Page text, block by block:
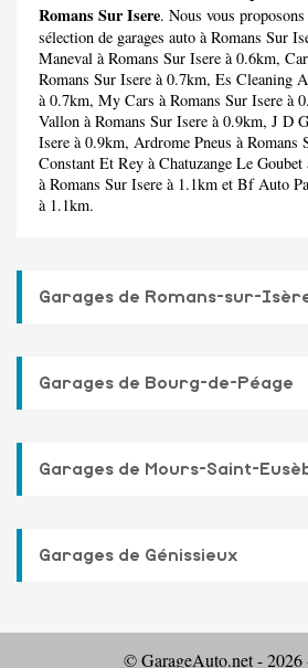
Romans Sur Isere. Nous vous
sélection de garages auto à Romans Sur
Maneval à Romans Sur Isere à 0.6km,
Romans Sur Isere à 0.7km, Es Cleaning
à 0.7km, My Cars à Romans Sur Isere à
Vallon à Romans Sur Isere à 0.9km, J D
Isere à 0.9km, Ardrome Pneus à Romans
Constant Et Rey à Chatuzange Le
à Romans Sur Isere à 1.1km et Bf Auto
à 1.1km.
Garages de Romans-sur-
Garages de Bourg-de-Péage
Garages de Mours-Saint-
Garages de Génissieux
© GarageAuto.net - 2026